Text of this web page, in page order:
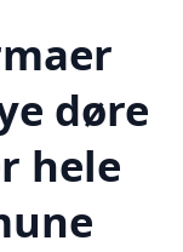
døre
hele